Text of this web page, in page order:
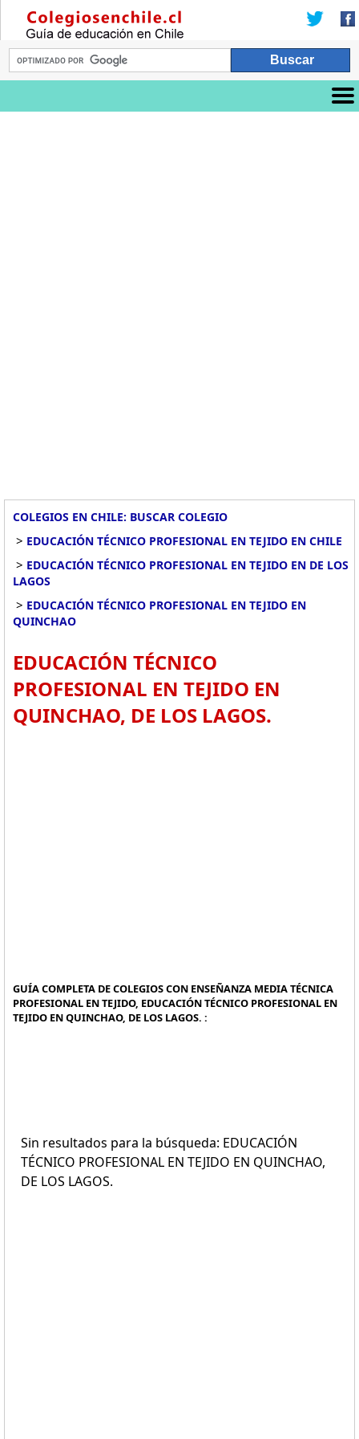
COLEGIOS EN CHILE: BUSCAR COLEGIO
> EDUCACIÓN TÉCNICO PROFESIONAL EN TEJIDO EN CHILE
> EDUCACIÓN TÉCNICO PROFESIONAL EN TEJIDO EN DE LOS
LAGOS
> EDUCACIÓN TÉCNICO PROFESIONAL EN TEJIDO EN
QUINCHAO
EDUCACIÓN TÉCNICO
PROFESIONAL EN TEJIDO EN
QUINCHAO, DE LOS LAGOS.
GUÍA COMPLETA DE COLEGIOS CON ENSEÑANZA MEDIA TÉCNICA
PROFESIONAL EN TEJIDO, EDUCACIÓN TÉCNICO PROFESIONAL EN
TEJIDO EN QUINCHAO, DE LOS LAGOS. :
Sin resultados para la búsqueda: EDUCACIÓN
TÉCNICO PROFESIONAL EN TEJIDO EN QUINCHAO,
DE LOS LAGOS.